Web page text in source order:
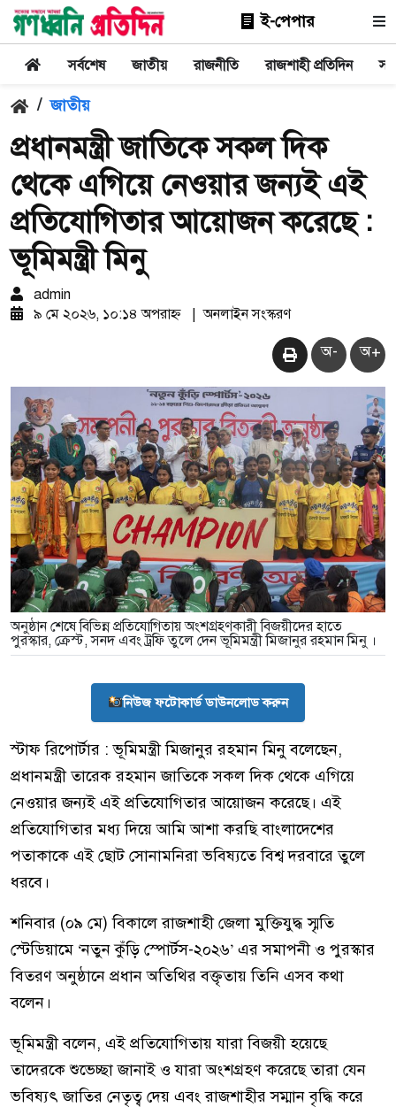
ই-পেপার
সর্বশেষ জাতীয় রাজনীতি রাজশাহী প্রতিদিন
/ জাতীয়
প্রধানমন্ত্রী জাতিকে সকল দিক
থেকে এগিয়ে নেওয়ার জন্যই এই
প্রতিযোগিতার আয়োজন করেছে :
ভূমিমন্ত্রী মিনু
admin
৯ মে ২০২৬, ১০:১৪ অপরাহ্ন
| অনলাইন সংস্করণ
অ- অ+
অনুষ্ঠান শেষে বিভিন্ন প্রতিযোগিতায় অংশগ্রহণকারী বিজয়ীদের হাতে
পুরস্কার, ক্রেস্ট, সনদ এবং ট্রফি তুলে দেন ভূমিমন্ত্রী মিজানুর রহমান মিনু ।
নিউজ ফটোকার্ড ডাউনলোড করুন
স্টাফ রিপোর্টার : ভূমিমন্ত্রী মিজানুর রহমান মিনু বলেছেন,
প্রধানমন্ত্রী তারেক রহমান জাতিকে সকল দিক থেকে এগিয়ে
নেওয়ার জন্যই এই প্রতিযোগিতার আয়োজন করেছে। এই
প্রতিযোগিতার মধ্য দিয়ে আমি আশা করছি বাংলাদেশের
পতাকাকে এই ছোট সোনামনিরা ভবিষ্যতে বিশ্ব দরবারে তুলে
ধরবে।
শনিবার (০৯ মে) বিকালে রাজশাহী জেলা মুক্তিযুদ্ধ স্মৃতি
স্টেডিয়ামে ‘নতুন কুঁড়ি স্পোর্টস-২০২৬’ এর সমাপনী ও পুরস্কার
বিতরণ অনুষ্ঠানে প্রধান অতিথির বক্তৃতায় তিনি এসব কথা
বলেন।
ভূমিমন্ত্রী বলেন, এই প্রতিযোগিতায় যারা বিজয়ী হয়েছে
তাদেরকে শুভেচ্ছা জানাই ও যারা অংশগ্রহণ করেছে তারা যেন
ভবিষ্যৎ জাতির নেতৃত্ব দেয় এবং রাজশাহীর সম্মান বৃদ্ধি করে